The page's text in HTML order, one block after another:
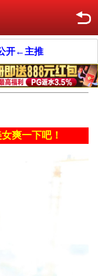
开←主推
爽一下吧！